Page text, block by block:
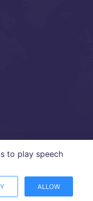
Aset Daerah
Prov.
to play speech
ALLOW